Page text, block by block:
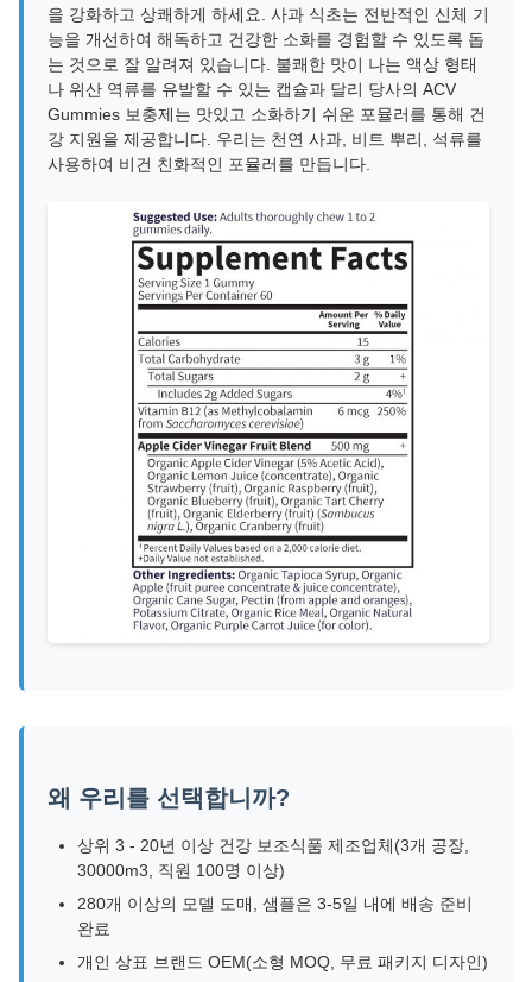
을 강화하고 상쾌하게 하세요. 사과 식초는 전반적인 신체 기
능을 개선하여 해독하고 건강한 소화를 경험할 수 있도록 돕
는 것으로 잘 알려져 있습니다. 불쾌한 맛이 나는 액상 형태
나 위산 역류를 유발할 수 있는 캡슐과 달리 당사의 ACV
Gummies 보충제는 맛있고 소화하기 쉬운 포뮬러를 통해 건
강 지원을 제공합니다. 우리는 천연 사과, 비트 뿌리, 석류를
사용하여 비건 친화적인 포뮬러를 만듭니다.
왜 우리를 선택합니까?
상위 3 - 20년 이상 건강 보조식품 제조업체(3개 공장,
30000m3, 직원 100명 이상)
280개 이상의 모델 도매, 샘플은 3-5일 내에 배송 준비
완료
개인 상표 브랜드 OEM(소형 MOQ, 무료 패키지 디자인)